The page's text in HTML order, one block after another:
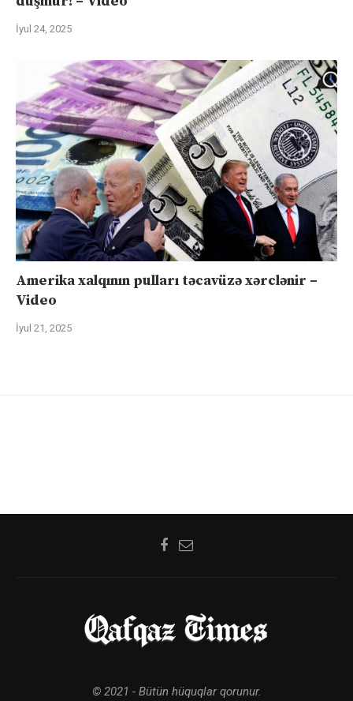
İyul 24, 2025
Amerika xalqının pulları təcavüzə xərclənir –
Video
İyul 21, 2025
© 2021 - Bütün hüquqlar qorunur.